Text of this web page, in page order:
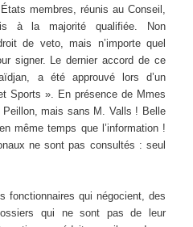
membres, réunis au Conseil,
à la majorité qualifiée. Non
de veto, mais n’importe quel
signer. Le dernier accord de ce
a été approuvé lors d’un
Sports ». En présence de Mmes
mais sans M. Valls ! Belle
même temps que l’information !
ne sont pas consultés : seul
fonctionnaires qui négocient, des
qui ne sont pas de leur